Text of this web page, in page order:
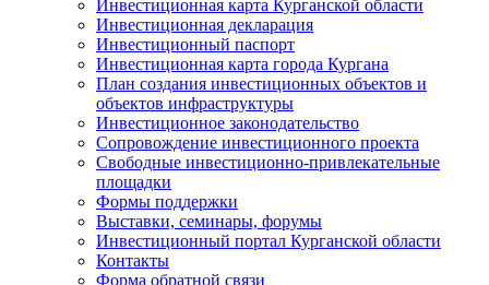
Инвестиционная карта Курганской области
Инвестиционная декларация
Инвестиционный паспорт
Инвестиционная карта города Кургана
План создания инвестиционных объектов и
объектов инфраструктуры
Инвестиционное законодательство
Сопровождение инвестиционного проекта
Свободные инвестиционно-привлекательные
площадки
Формы поддержки
Выставки, семинары, форумы
Инвестиционный портал Курганской области
Контакты
Форма обратной связи